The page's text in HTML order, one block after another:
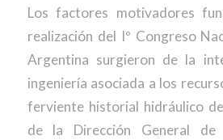
Los factores motivadores
realización del Iº Congreso
Argentina surgieron de la
ingeniería asociada a los
ferviente historial hidráulico
de la Dirección General